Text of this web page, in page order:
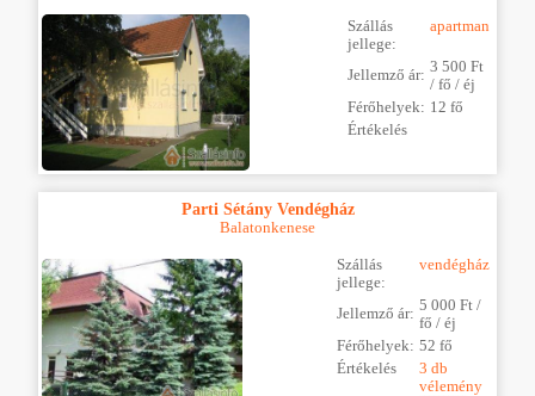
Szállás
jellege:
apartman
Jellemző ár: 3 500 Ft
/ fő / éj
Férőhelyek: 12 fő
Értékelés
Parti Sétány Vendégház
Balatonkenese
Szállás
jellege:
vendégház
Jellemző ár: 5 000 Ft /
fő / éj
Férőhelyek: 52 fő
Értékelés
3 db
vélemény